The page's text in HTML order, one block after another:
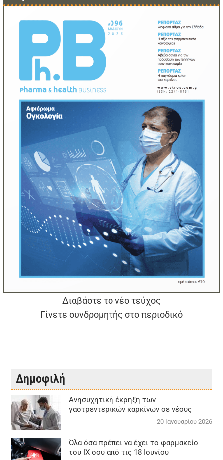
Διαβάστε το νέο τεύχος
Γίνετε συνδρομητής στο περιοδικό
Δημοφιλή
Aνησυχητική έκρηξη των
γαστρεντερικών καρκίνων σε νέους
20 Ιανουαρίου 2026
Όλα όσα πρέπει να έχει το φαρμακείο
του ΙΧ σου από τις 18 Ιουνίου